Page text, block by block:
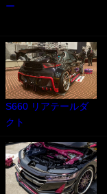
ー
S660 リアテールダ
クト